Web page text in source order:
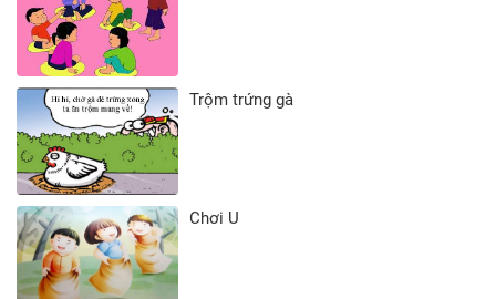
Trộm trứng gà
Chơi U